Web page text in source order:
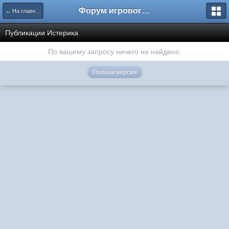
← На главную Форум игрового проекта Riverrise
Публикации Истерика
По вашему запросу ничего не найдено.
Полная версия